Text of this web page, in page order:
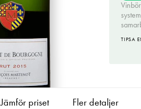
TIPSA
Jämför priset Fler detaljer